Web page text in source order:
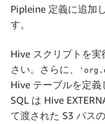
Pipleine 定義に追加
す。
Hive スクリプトを実
さい。さらに、
Hive テーブルを定義
SQL は Hive
て渡された S3 パス